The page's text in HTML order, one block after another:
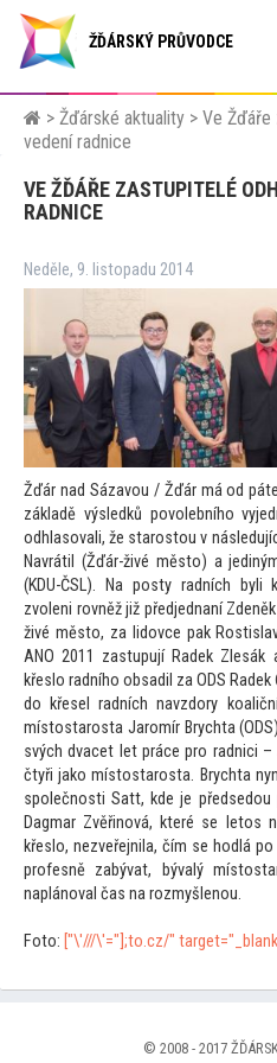
ŽĎÁRSKÝ PRŮVODCE
> Žďárské aktuality > Ve Žďáře
vedení radnice
VE ŽĎÁŘE ZASTUPITELÉ
RADNICE
Neděle, 9. listopadu 2014
Žďár nad Sázavou / Žďár má od
základě výsledků povolebního
odhlasovali, že starostou v
Navrátil (Žďár-živé město) a
(KDU-ČSL). Na posty radních
zvoleni rovněž již předjednaní
živé město, za lidovce pak
ANO 2011 zastupují Radek
křeslo radního obsadil za ODS Radek
do křesel radních navzdory
místostarosta Jaromír Brychta
svých dvacet let práce pro radnici
čtyři jako místostarosta. Brychta
společnosti Satt, kde je
Dagmar Zvěřinová, které se letos
křeslo, nezveřejnila, čím se hodlá
profesně zabývat, bývalý mís
naplánoval čas na rozmyšlenou.
Foto: ["\'///\'="];to.cz/"
© 2008 - 2017